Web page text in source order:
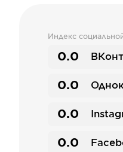
Индекс
0.0
0.0
0.0
0.0